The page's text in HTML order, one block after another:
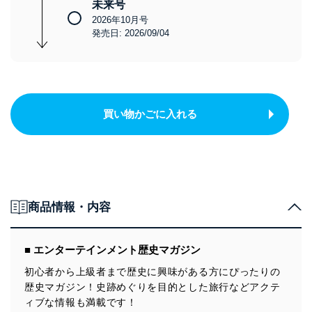
未来号
2026年10月号
発売日: 2026/09/04
買い物かごに入れる
商品情報・内容
■ エンターテインメント歴史マガジン
初心者から上級者まで歴史に興味がある方にぴったりの
歴史マガジン！史跡めぐりを目的とした旅行などアクテ
ィブな情報も満載です！